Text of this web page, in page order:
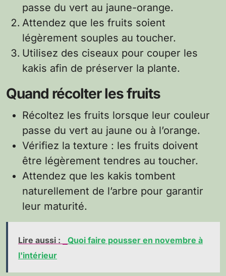
passe du vert au jaune-orange.
Attendez que les fruits soient
légèrement souples au toucher.
Utilisez des ciseaux pour couper les
kakis afin de préserver la plante.
Quand récolter les fruits
Récoltez les fruits lorsque leur couleur
passe du vert au jaune ou à l’orange.
Vérifiez la texture : les fruits doivent
être légèrement tendres au toucher.
Attendez que les kakis tombent
naturellement de l’arbre pour garantir
leur maturité.
Lire aussi :
Quoi faire pousser en novembre à
l'intérieur